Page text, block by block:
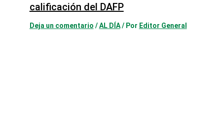
calificación del DAFP
Deja un comentario /AL DÍA/ Por Editor General